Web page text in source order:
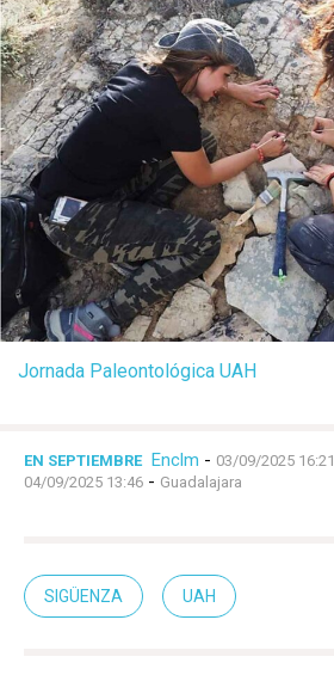
Jornada Paleontológica UAH
EN SEPTIEMBRE Enclm - 03/09/2025 16:21
04/09/2025 13:46 - Guadalajara
SIGÜENZA UAH